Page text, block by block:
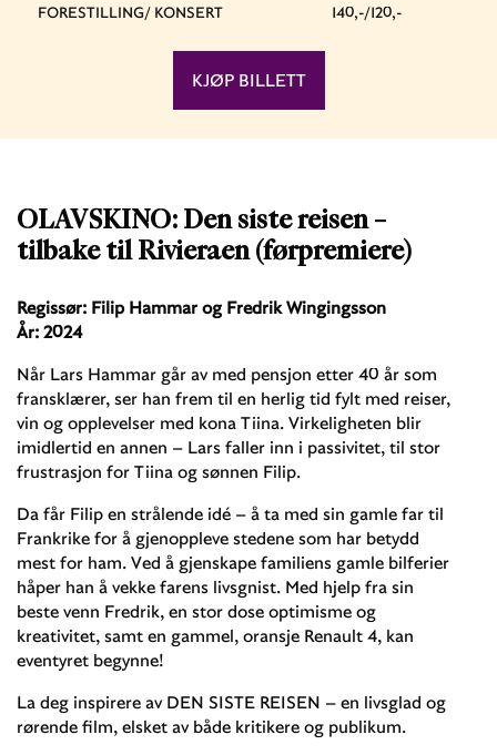
OLAVSKINO: Den siste reisen –
tilbake til Rivieraen (førpremiere)
Regissør: Filip Hammar og Fredrik Wingingsson
År: 2024
Når Lars Hammar går av med pensjon etter 40 år som
fransklærer, ser han frem til en herlig tid fylt med reiser,
vin og opplevelser med kona Tiina. Virkeligheten blir
imidlertid en annen – Lars faller inn i passivitet, til stor
frustrasjon for Tiina og sønnen Filip.
Da får Filip en strålende idé – å ta med sin gamle far til
Frankrike for å gjenoppleve stedene som har betydd
mest for ham. Ved å gjenskape familiens gamle bilferier
håper han å vekke farens livsgnist. Med hjelp fra sin
beste venn Fredrik, en stor dose optimisme og
kreativitet, samt en gammel, oransje Renault 4, kan
eventyret begynne!
La deg inspirere av DEN SISTE REISEN – en livsglad og
rørende film, elsket av både kritikere og publikum.
FORESTILLING/ KONSERT 140,-/120,-
KJØP BILLETT